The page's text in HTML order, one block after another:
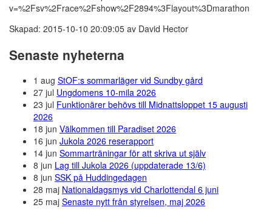
v=%2Fsv%2Frace%2Fshow%2F2894%3Flayout%3Dmarathon
Skapad: 2015-10-10 20:09:05 av David Hector
Senaste nyheterna
1 aug StOF:s sommarläger vid Sundby gård
27 jul Ungdomens 10-mila 2026
23 jul Funktionärer behövs till Midnattsloppet 15 augusti
2026
18 jun Välkommen till Paradiset 2026
16 jun Jukola 2026 reserapport
14 jun Sommarträningar för att skriva ut själv
8 jun Lag till Jukola 2026 (uppdaterade 13/6)
8 jun SSK på Huddingedagen
28 maj Nationaldagsmys vid Charlottendal 6 juni
25 maj Senaste nytt från styrelsen, maj 2026